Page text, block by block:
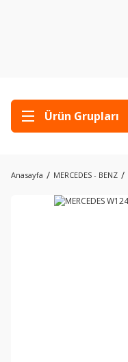
Ürün Grupları
Anasayfa MERCEDES - BENZ